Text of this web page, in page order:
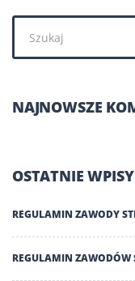
NAJNOWSZE
OSTATNIE WPISY
REGULAMIN ZAWODY
REGULAMIN ZAWODÓW